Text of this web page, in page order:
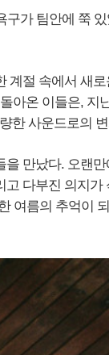
가 팀안에 쭉
계절 속에서 새로
아온 이들은, 지
한 사운드로의
만났다. 오랜
다부진 의지가
여름의 추억이